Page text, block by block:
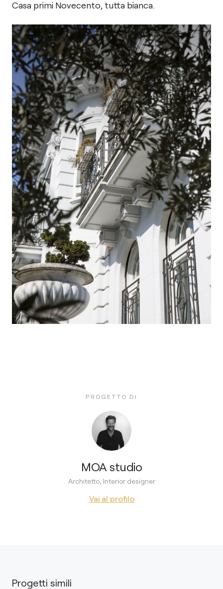
Casa primi Novecento, tutta bianca.
PROGETTO DI
MOA studio
Architetto, Interior designer
Vai al profilo
Progetti simili